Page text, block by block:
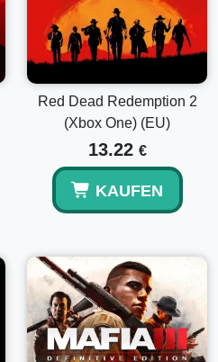
Red Dead Redemption 2
(Xbox One) (EU)
13.22 €
KAUFEN